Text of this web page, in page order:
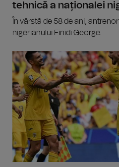
tehnică a naționalei
În vârstă de 58 de ani,
nigerianului Finidi George.